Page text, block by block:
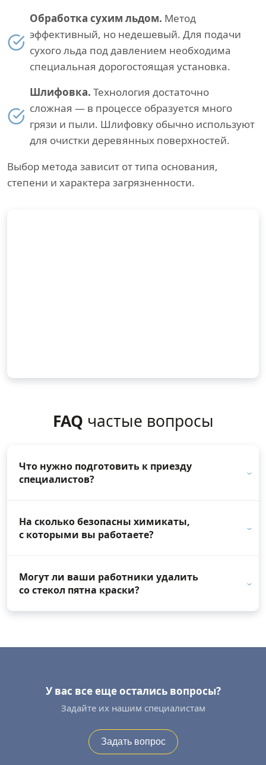
Обработка сухим льдом. Метод
эффективный, но недешевый. Для подачи
сухого льда под давлением необходима
специальная дорогостоящая установка.
Шлифовка. Технология достаточно
сложная — в процессе образуется много
грязи и пыли. Шлифовку обычно используют
для очистки деревянных поверхностей.
Выбор метода зависит от типа основания,
степени и характера загрязненности.
FAQ частые вопросы
Что нужно подготовить к приезду
специалистов?
На сколько безопасны химикаты,
с которыми вы работаете?
Могут ли ваши работники удалить
со стекол пятна краски?
У вас все еще остались вопросы?
Задайте их нашим специалистам
Задать вопрос